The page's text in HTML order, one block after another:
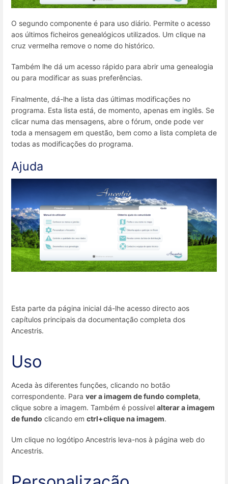
O segundo componente é para uso diário. Permite o acesso
aos últimos ficheiros genealógicos utilizados. Um clique na
cruz vermelha remove o nome do histórico.
Também lhe dá um acesso rápido para abrir uma genealogia
ou para modificar as suas preferências.
Finalmente, dá-lhe a lista das últimas modificações no
programa. Esta lista está, de momento, apenas em inglês. Se
clicar numa das mensagens, abre o fórum, onde pode ver
toda a mensagem em questão, bem como a lista completa de
todas as modificações do programa.
Ajuda
Esta parte da página inicial dá-lhe acesso directo aos
capítulos principais da documentação completa dos
Ancestris.
Uso
Aceda às diferentes funções, clicando no botão
correspondente. Para ver a imagem de fundo completa,
clique sobre a imagem. Também é possível alterar a imagem
de fundo clicando em ctrl+clique na imagem.
Um clique no logótipo Ancestris leva-nos à página web do
Ancestris.